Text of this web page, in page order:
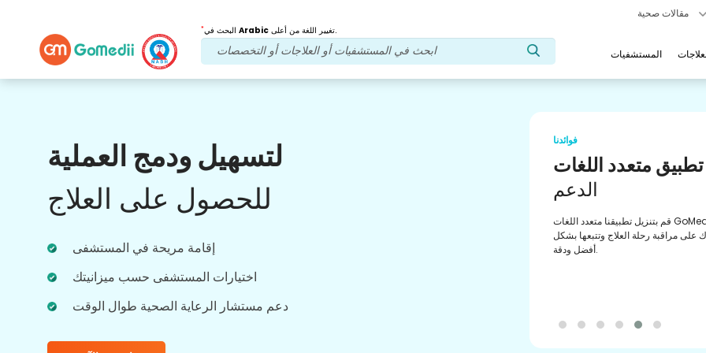
* Arabic تغيير اللغة من أعلى.
المستشفيات
لتسهيل ودمج العملية
للحصول على العلاج
إقامة مريحة في المستشفى
اختيارات المستشفى حسب ميزانيتك
دعم مستشار الرعاية الصحية طوال الوقت
فيديو عبر الإنترنت
استشارات
تجربة رعاية صحية أفضل.
فوائدنا
تطبيق متعدد اللغات
الدعم
قم بتنزيل تطبيقنا متعدد اللغات GoMedii الذي
على مراقبة رحلة العلاج وتتبعها بشكل
أفضل ودقة.